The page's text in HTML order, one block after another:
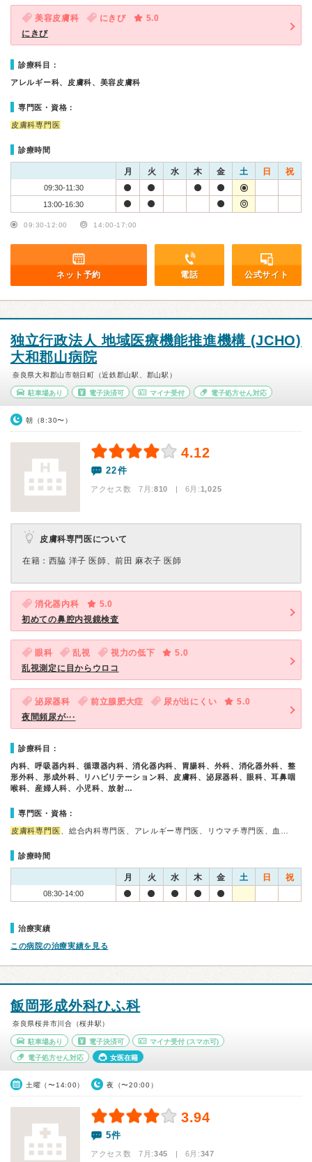
美容皮膚科 にきび
5.0
にきび
診療科目：
アレルギー科、皮膚科、美容皮膚科
専門医・資格：
皮膚科専門医
診療時間
月 火 水 木 金 土 日 祝
09:30-11:30
13:00-16:30
09:30-12:00 14:00-17:00
ネット予約 電話 公式サイト
独立行政法人 地域医療機能推進機構 (JCHO)
大和郡山病院
奈良県大和郡山市朝日町（近鉄郡山駅、郡山駅）
駐車場あり 電子決済可 マイナ受付 電子処方せん対応
朝（8:30〜）
4.12
22件
アクセス数 7月:810 | 6月:1,025
皮膚科専門医について
在籍：西脇 洋子 医師、前田 麻衣子 医師
消化器内科
5.0
初めての鼻腔内視鏡検査
眼科 乱視 視力の低下
5.0
乱視測定に目からウロコ
泌尿器科 前立腺肥大症 尿が出にくい
5.0
夜間頻尿が···
診療科目：
内科、呼吸器内科、循環器内科、消化器内科、胃腸科、外科、消化器外科、整
形外科、形成外科、リハビリテーション科、皮膚科、泌尿器科、眼科、耳鼻咽
喉科、産婦人科、小児科、放射…
専門医・資格：
皮膚科専門医 、総合内科専門医、アレルギー専門医、リウマチ専門医、血…
診療時間
月 火 水 木 金 土 日 祝
08:30-14:00
治療実績
この病院の治療実績を見る
飯岡形成外科ひふ科
奈良県桜井市川合（桜井駅）
駐車場あり 電子決済可 マイナ受付 (スマホ可)
電子処方せん対応 女医在籍
土曜（〜14:00） 夜（〜20:00）
3.94
5件
アクセス数 7月:345 | 6月:347